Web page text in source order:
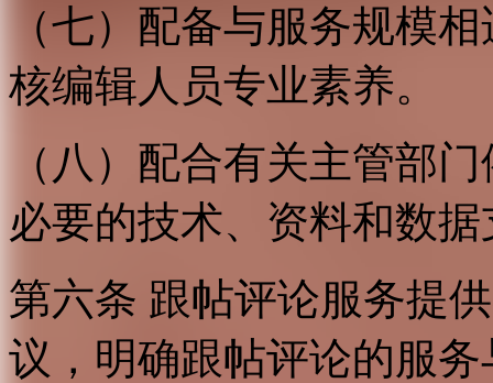
（七）配备与服务规模
核编辑人员专业素养。
（八）配合有关主管部
必要的技术、资料和数
第六条 跟帖评论服务提
议，明确跟帖评论的服